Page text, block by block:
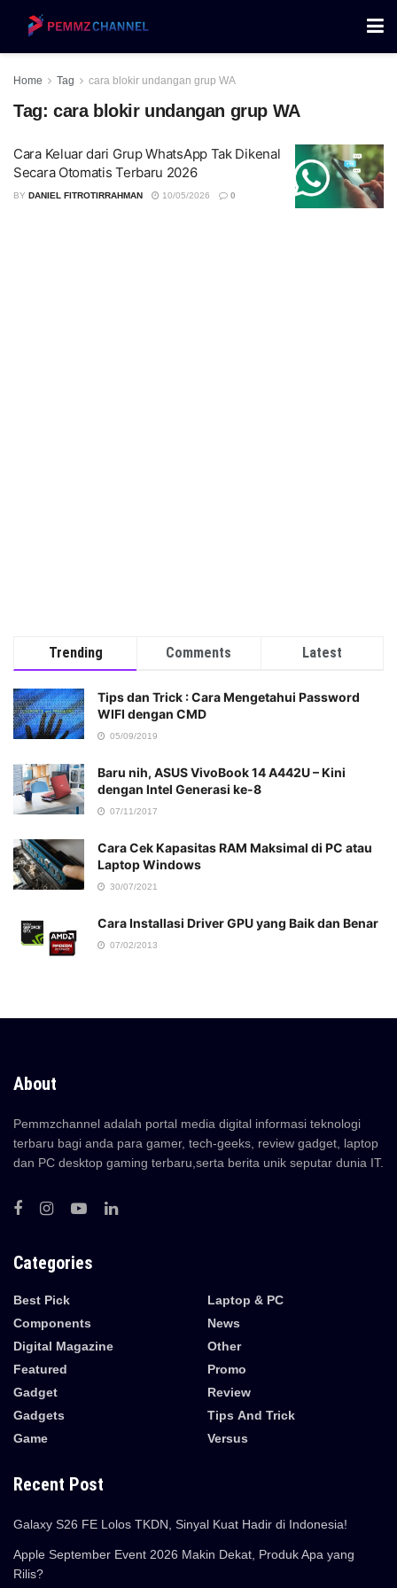
Home Tag cara blokir undangan grup WA
Tag: cara blokir undangan grup WA
Cara Keluar dari Grup WhatsApp Tak Dikenal
Secara Otomatis Terbaru 2026
BY DANIEL FITROTIRRAHMAN 10/05/2026 0
Trending Comments Latest
Tips dan Trick : Cara Mengetahui Password
WIFI dengan CMD
05/09/2019
Baru nih, ASUS VivoBook 14 A442U – Kini
dengan Intel Generasi ke-8
07/11/2017
Cara Cek Kapasitas RAM Maksimal di PC atau
Laptop Windows
30/07/2021
Cara Installasi Driver GPU yang Baik dan Benar
07/02/2013
About
Pemmzchannel adalah portal media digital informasi teknologi
terbaru bagi anda para gamer, tech-geeks, review gadget, laptop
dan PC desktop gaming terbaru,serta berita unik seputar dunia IT.
Categories
Best Pick
Components
Digital Magazine
Featured
Gadget
Gadgets
Game
Laptop & PC
News
Other
Promo
Review
Tips And Trick
Versus
Recent Post
Galaxy S26 FE Lolos TKDN, Sinyal Kuat Hadir di Indonesia!
Apple September Event 2026 Makin Dekat, Produk Apa yang
Rilis?